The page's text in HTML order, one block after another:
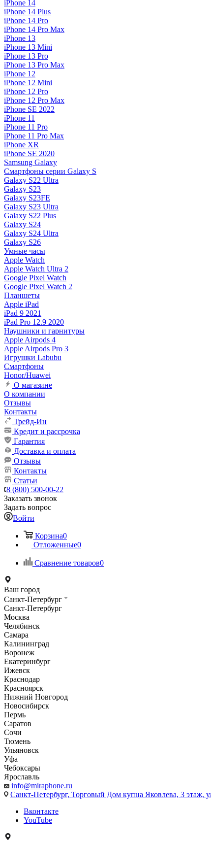
iPhone 14
iPhone 14 Plus
iPhone 14 Pro
iPhone 14 Pro Max
iPhone 13
iPhone 13 Mini
iPhone 13 Pro
iPhone 13 Pro Max
iPhone 12
iPhone 12 Mini
iPhone 12 Pro
iPhone 12 Pro Max
iPhone SE 2022
iPhone 11
iPhone 11 Pro
iPhone 11 Pro Max
iPhone XR
iPhone SE 2020
Samsung Galaxy
Смартфоны серии Galaxy S
Galaxy S22 Ultra
Galaxy S23
Galaxy S23FE
Galaxy S23 Ultra
Galaxy S22 Plus
Galaxy S24
Galaxy S24 Ultra
Galaxy S26
Умные часы
Apple Watch
Apple Watch Ultra 2
Google Pixel Watch
Google Pixel Watch 2
Планшеты
Apple iPad
iPad 9 2021
iPad Pro 12.9 2020
Наушники и гарнитуры
Apple Airpods 4
Apple Airpods Pro 3
Игрушки Labubu
Смартфоны
Honor/Huawei
О магазине
О компании
Отзывы
Контакты
Трейд-Ин
Кредит и рассрочка
Гарантия
Доставка и оплата
Отзывы
Контакты
Статьи
8 (800) 500-00-22
Заказать звонок
Задать вопрос
Войти
Корзина0
Отложенные0
Сравнение товаров0
Ваш город
Санкт-Петербург
Санкт-Петербург
Москва
Челябинск
Самара
Калининград
Воронеж
Екатеринбург
Ижевск
Краснодар
Красноярск
Нижний Новгород
Новосибирск
Пермь
Саратов
Сочи
Тюмень
Ульяновск
Уфа
Чебоксары
Ярославль
info@miraphone.ru
Санкт-Петербург, Торговый Дом купца Яковлева, 3 этаж,
Вконтакте
YouTube